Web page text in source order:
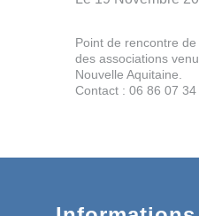
Point de rencontre
des associations
Nouvelle Aquitaine.
Contact : 06 86 07 34